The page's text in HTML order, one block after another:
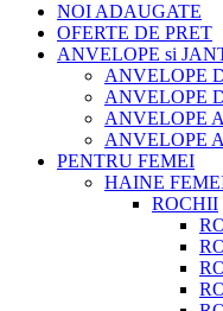
NOI ADAUGATE
OFERTE DE PRET
ANVELOPE si
ANVELOPE
ANVELOPE
ANVELOPE
ANVELOPE
PENTRU FEMEI
HAINE
ROCHII